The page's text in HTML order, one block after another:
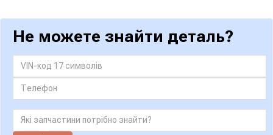
Не можете знайти деталь?